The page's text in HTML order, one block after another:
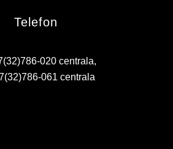
Telefon
020 centrala,
061 centrala